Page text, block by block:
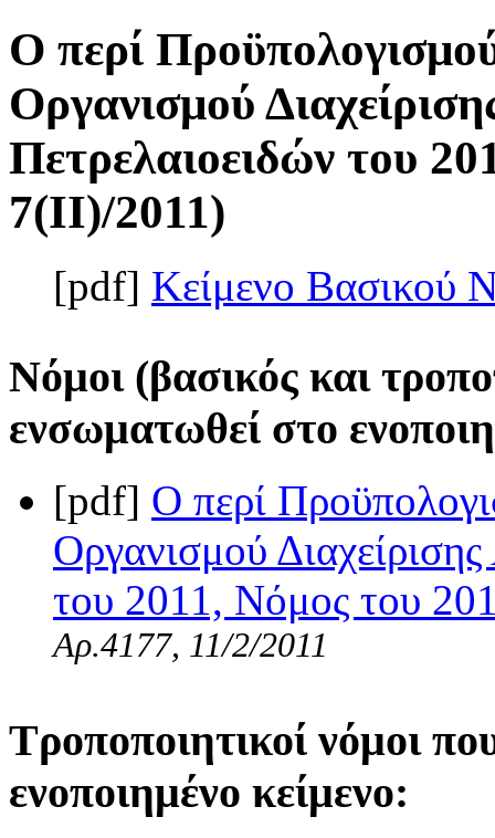
Ο περί
Οργανισμού
Πετρελαιοειδών του
7(II)/2011)
[pdf] Κείμενο Βασικού
Νόμοι (βασικός και
ενσωματωθεί στο
[pdf] Ο περί
Οργανισμού
του 2011, Νόμος του
Αρ.4177, 11/2/2011
Τροποποιητικοί νόμοι
ενοποιημένο κείμενο: